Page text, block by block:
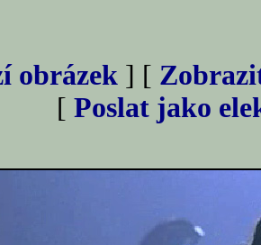
obrázek ] [
[ Poslat jako